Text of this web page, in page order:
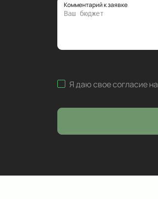
Комментарий к заявке
Я даю свое согласие на